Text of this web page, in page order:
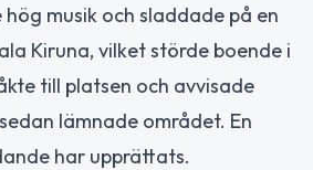
musik och sladdade på en
Kiruna, vilket störde boende i
till platsen och avvisade
lämnade området. En
har upprättats.